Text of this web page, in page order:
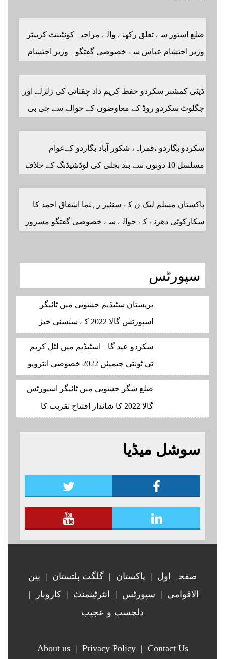
ضلع استور سے تعلق رکھنے والے مزاحیہ کونٹینٹ کرییٹر
وزیر احتشام عباس سے خصوصی گفتگو۔ وزیر احتشام
اندر کافی مشہور ہیں مزید اچھی اچھی ویڈیوز دیکھنے
کے لئے ہمارے یوٹیوب چینل کو سبسکرائب کریں
ڈپٹی کمشنر سکردو حفظ کریم داد چقتائی کی زلزلے اور
جگلوٹ سکردو روڈ کے معاوضوں کے حوالے سے جی بی
سکردو بگاردو ،قمراہ، شکور آباد بگاردو کےعوام
مسلسل 10 دونوں سے بند بجلی کی لوڈشیڈنگ کے خلاف
روڑ ہر قسم کی ٹریفک کے لئے بند۔۔ مزید اپڈیٹس کے
لیے ہمارے یوٹیوب چینل کو سبسکرائب کریں
پاکستان مسلم لیک ن کے سنئیر رہنما اشفاق احمد کا
سکارکوئی دھرنے کے حوالے سے خصوصی گفتگو مسرور
سپورٹس
پریستان سٹیڈیم حشوپی میں ٹائیگر
اسپورٹس گالا 2022 کے سنسنی خیز
مقابلے جاری اور شائقین بھی میچوں
لئے لئے لنک پر کلک کریں۔
سکردو عید گاہ اسٹیڈیم میں لٹل کریم
ٹی ٹونٹی چیمپئن 2022 خصوصی انٹرویو
|| عاشق گل جنرل سیکرٹری بلتستان
ایڈیٹر سکردو مزید اپڈیٹس کے لئے
ہمارے یوٹیوب چینل لنک پر یہاں کلک
ضلع شگر حشوپی میں ٹائیگر اسپورٹس
گالا 2022 کا شاندار افتتاح تقریب کا
سے ٹائیگر اسپورٹس کلب کے زیر اہتمام
منعقدہ کیا جا رہا ہے۔ سجاد حسین
نمائندہ شگر مزید اپڈیٹس دیکھنے کے لئے
ہمارے یوٹیوب چینل لنک پر یہاں کلک
کریں
سوشل میڈیا
صفحہ اول | پاکستان | گلگت بلتستان | بین
الاقوامی | سپورٹس | انٹرٹینمنٹ | کاروبار
|
دلچسپ و عجیب
About us| Privacy Policy| Contact Us